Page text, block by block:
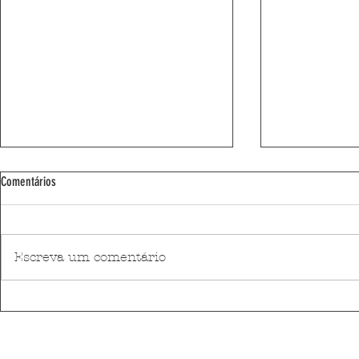
Comentários
Escreva um comentário